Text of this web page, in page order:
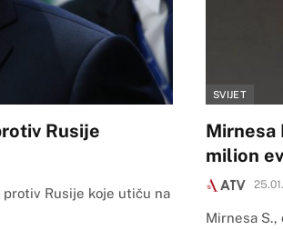
Rusije
Rusije koje utiču na
SVIJET
Mirnesa
milion
Mirnesa S.,